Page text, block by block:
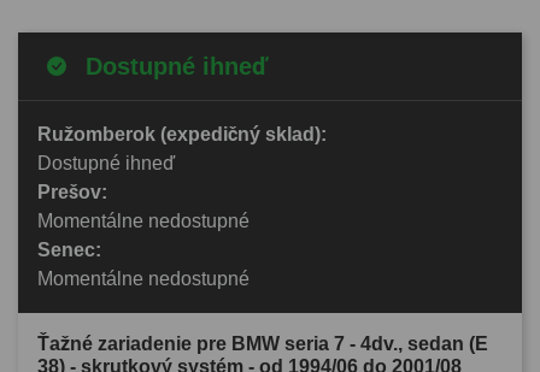
Dostupné ihneď
Ružomberok (expedičný sklad):
Dostupné ihneď
Prešov:
Momentálne nedostupné
Senec:
Momentálne nedostupné
Ťažné zariadenie pre BMW seria 7 - 4dv., sedan (E
38) - skrutkový systém - od 1994/06 do 2001/08